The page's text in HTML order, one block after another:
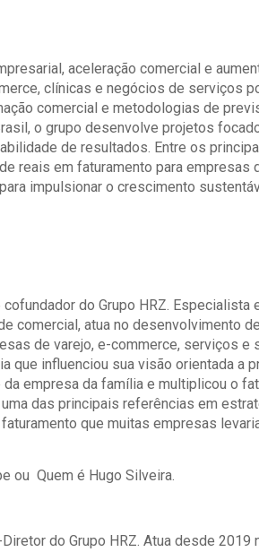
aceleração comercial e
clínicas e negócios de serviços
comercial e metodologias de
o grupo desenvolve projetos
de resultados. Entre os
reais em faturamento para empresas
impulsionar o crescimento
do Grupo HRZ. Especialista
comercial, atua no desenvolvimento
de varejo, e-commerce, serviços e
que influenciou sua visão orientada a
empresa da família e multiplicou o
das principais referências em
que muitas empresas
ou Quem é Hugo Silveira.
do Grupo HRZ. Atua desde 2019